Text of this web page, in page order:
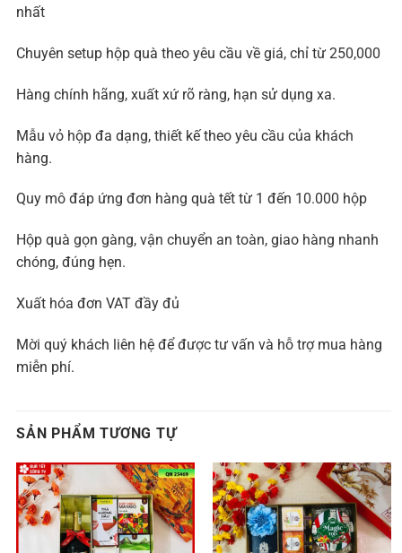
nhất
Chuyên setup hộp quà theo yêu cầu về giá, chỉ từ 250,000
Hàng chính hãng, xuất xứ rõ ràng, hạn sử dụng xa.
Mẫu vỏ hộp đa dạng, thiết kế theo yêu cầu của khách
hàng.
Quy mô đáp ứng đơn hàng quà tết từ 1 đến 10.000 hộp
Hộp quà gọn gàng, vận chuyển an toàn, giao hàng nhanh
chóng, đúng hẹn.
Xuất hóa đơn VAT đầy đủ
Mời quý khách liên hệ để được tư vấn và hỗ trợ mua hàng
miễn phí.
SẢN PHẨM TƯƠNG TỰ